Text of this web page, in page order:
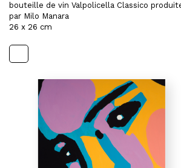
bouteille de vin Valpolicella Classico
par Milo Manara
26 x 26 cm